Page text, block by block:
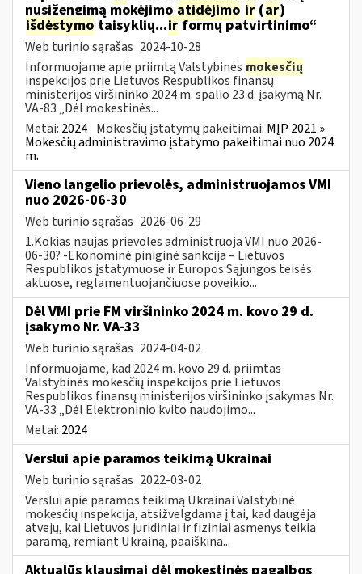
nusižengimą mokėjimo atidėjimo ir (ar)
išdėstymo taisyklių...irformų patvirtinimo“
Web turinio sąrašas 2024-10-28
Informuojame apie priimtą Valstybinės mokesčių
inspekcijos prie Lietuvos Respublikos finansų
ministerijos viršininko 2024 m. spalio 23 d. įsakymą Nr.
VA-83 „Dėl mokestinės...
Metai: 2024 Mokesčių įstatymų pakeitimai: MĮP 2021 »
Mokesčių administravimo įstatymo pakeitimai nuo 2024
m.
Vieno langelio prievolės, administruojamos VMI
nuo 2026-06-30
Web turinio sąrašas 2026-06-29
1.Kokias naujas prievoles administruoja VMI nuo 2026-
06-30? -Ekonominė piniginė sankcija – Lietuvos
Respublikos įstatymuose ir Europos Sąjungos teisės
aktuose, reglamentuojančiuose poveikio...
Dėl VMI prie FM viršininko 2024 m. kovo 29 d.
įsakymo Nr. VA-33
Web turinio sąrašas 2024-04-02
Informuojame, kad 2024 m. kovo 29 d. priimtas
Valstybinės mokesčių inspekcijos prie Lietuvos
Respublikos finansų ministerijos viršininko įsakymas Nr.
VA-33 „Dėl Elektroninio kvito naudojimo...
Metai: 2024
Verslui apie paramos teikimą Ukrainai
Web turinio sąrašas 2022-03-02
Verslui apie paramos teikimą Ukrainai Valstybinė
mokesčių inspekcija, atsižvelgdama į tai, kad daugėja
atvejų, kai Lietuvos juridiniai ir fiziniai asmenys teikia
paramą, remiant Ukrainą, paaiškina...
Aktualūs klausimai dėl mokestinės pagalbos